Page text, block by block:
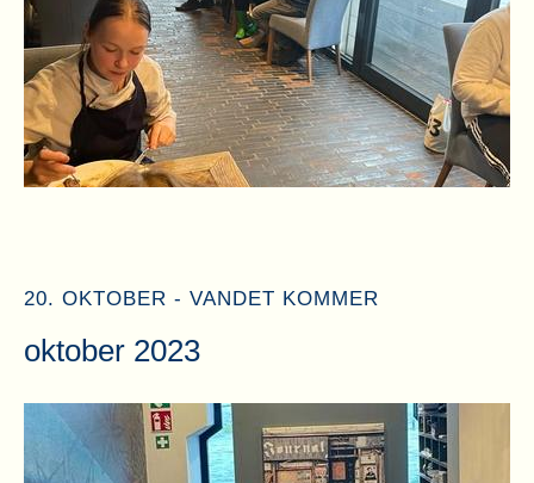
20. OKTOBER - VANDET KOMMER
oktober 2023